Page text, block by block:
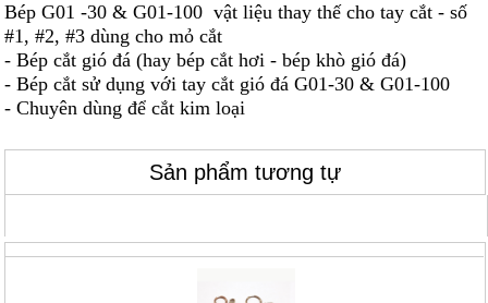
Bép G01 -30 & G01-100 vật liệu thay thế cho tay cắt - số
#1, #2, #3 dùng cho mỏ cắt
- Bép cắt gió đá (hay bép cắt hơi - bép khò gió đá)
- Bép cắt sử dụng với tay cắt gió đá G01-30 & G01-100
- Chuyên dùng để cắt kim loại
Sản phẩm tương tự